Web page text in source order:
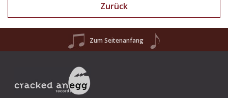
Zurück
Zum Seitenanfang